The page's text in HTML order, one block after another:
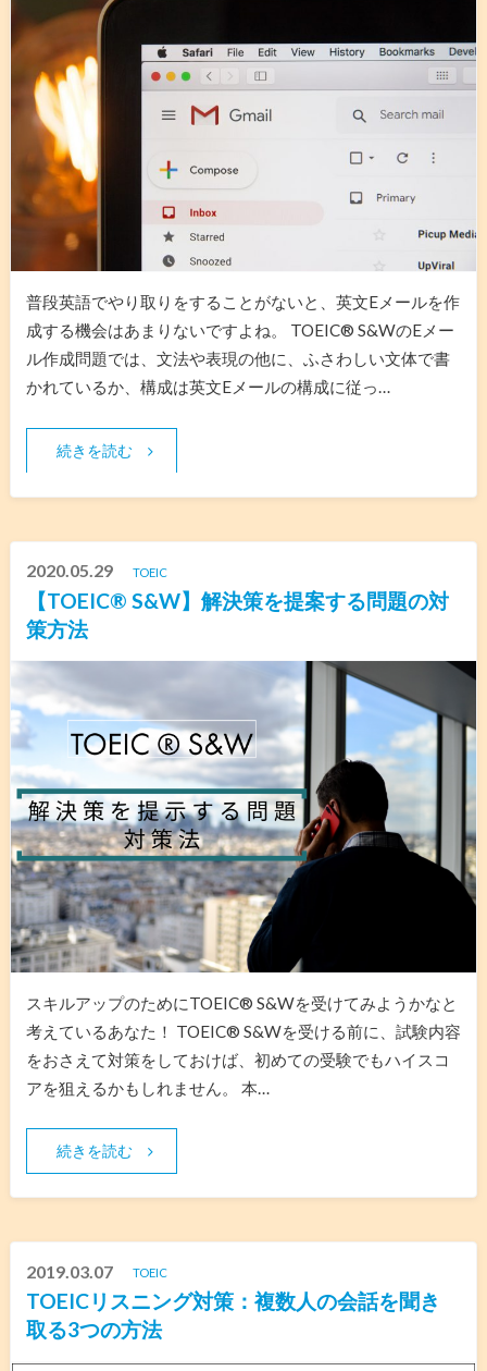
普段英語でやり取りをすることがないと、英文Eメールを作
成する機会はあまりないですよね。 TOEIC® S&WのEメー
ル作成問題では、文法や表現の他に、ふさわしい文体で書
かれているか、構成は英文Eメールの構成に従っ…
続きを読む
2020.05.29 TOEIC
【TOEIC® S&W】解決策を提案する問題の対
策方法
スキルアップのためにTOEIC® S&Wを受けてみようかなと
考えているあなた！ TOEIC® S&Wを受ける前に、試験内容
をおさえて対策をしておけば、初めての受験でもハイスコ
アを狙えるかもしれません。 本…
続きを読む
2019.03.07 TOEIC
TOEICリスニング対策：複数人の会話を聞き
取る3つの方法